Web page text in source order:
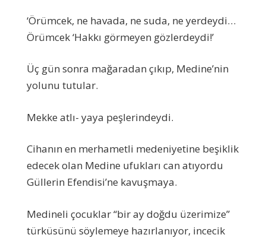
‘Örümcek, ne havada, ne suda, ne yerdeydi…
Örümcek ‘Hakkı görmeyen gözlerdeydi!’
Üç gün sonra mağaradan çıkıp, Medine’nin
yolunu tutular.
Mekke atlı- yaya peşlerindeydi.
Cihanın en merhametli medeniyetine beşiklik
edecek olan Medine ufukları can atıyordu
Güllerin Efendisi’ne kavuşmaya.
Medineli çocuklar “bir ay doğdu üzerimize”
türküsünü söylemeye hazırlanıyor, incecik